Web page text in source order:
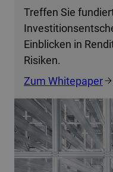
Treffen Sie
Einblicken in
Risiken.
Zum Whitepaper